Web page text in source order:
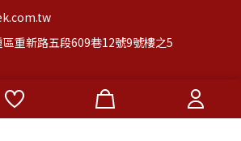
重新路五段609巷12號9號樓之5